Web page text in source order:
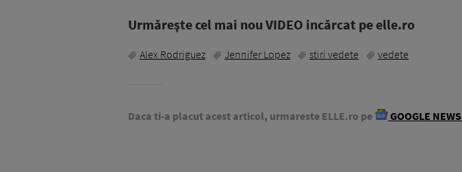
Urmăreşte cel mai nou VIDEO incărcat pe elle.ro
Alex Rodriguez Jennifer Lopez stiri vedete vedete
Daca ti-a placut acest articol, urmareste ELLE.ro pe GOOGLE NEWS